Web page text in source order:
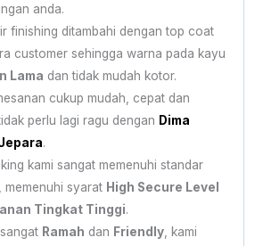
anda.
finishing ditambahi dengan top coat
customer sehingga warna pada kayu
Lama dan tidak mudah kotor.
cukup mudah, cepat dan
perlu lagi ragu dengan Dima
.
kami sangat memenuhi standar
memenuhi syarat High Secure Level
Tingkat Tinggi.
Ramah dan Friendly, kami